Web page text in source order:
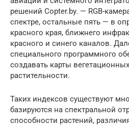
решений Copter.by. — RGB-
спектре, остальные пять — в
красного края, ближнего
красного и синего каналов.
специального программного
создавать карты
растительности.
Таких индексов существуют
базируются на спектральной
способности растений,